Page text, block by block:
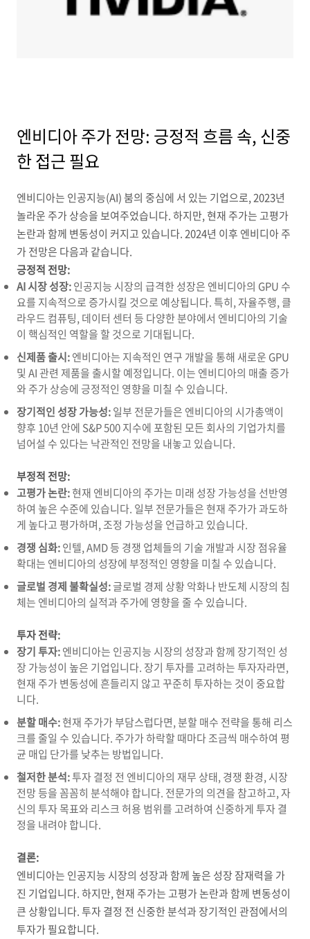
엔비디아 주가 전망: 긍정적 흐름 속, 신중
한 접근 필요
엔비디아는 인공지능(AI) 붐의 중심에 서 있는 기업으로,2023년
놀라운 주가 상승을 보여주었습니다.하지만,현재 주가는 고평가
논란과 함께 변동성이 커지고 있습니다.2024년 이후 엔비디아 주
가 전망은 다음과 같습니다.
긍정적 전망:
AI 시장 성장:인공지능 시장의 급격한 성장은 엔비디아의 GPU 수
요를 지속적으로 증가시킬 것으로 예상됩니다.특히, 자율주행, 클
라우드 컴퓨팅, 데이터 센터 등 다양한 분야에서 엔비디아의 기술
이 핵심적인 역할을 할 것으로 기대됩니다.
신제품 출시:엔비디아는 지속적인 연구 개발을 통해 새로운 GPU
및 AI 관련 제품을 출시할 예정입니다. 이는 엔비디아의 매출 증가
와 주가 상승에 긍정적인 영향을 미칠 수 있습니다.
장기적인 성장 가능성:일부 전문가들은 엔비디아의 시가총액이
향후 10년 안에 S&P 500 지수에 포함된 모든 회사의 기업가치를
넘어설 수 있다는 낙관적인 전망을 내놓고 있습니다.
부정적 전망:
고평가 논란:현재 엔비디아의 주가는 미래 성장 가능성을 선반영
하여 높은 수준에 있습니다. 일부 전문가들은 현재 주가가 과도하
게 높다고 평가하며,조정 가능성을 언급하고 있습니다.
경쟁 심화:인텔,AMD 등 경쟁 업체들의 기술 개발과 시장 점유율
확대는 엔비디아의 성장에 부정적인 영향을 미칠 수 있습니다.
글로벌 경제 불확실성:글로벌 경제 상황 악화나 반도체 시장의 침
체는 엔비디아의 실적과 주가에 영향을 줄 수 있습니다.
투자 전략:
장기 투자:엔비디아는 인공지능 시장의 성장과 함께 장기적인 성
장 가능성이 높은 기업입니다. 장기 투자를 고려하는 투자자라면,
현재 주가 변동성에 흔들리지 않고 꾸준히 투자하는 것이 중요합
니다.
분할 매수:현재 주가가 부담스럽다면,분할 매수 전략을 통해 리스
크를 줄일 수 있습니다. 주가가 하락할 때마다 조금씩 매수하여 평
균 매입 단가를 낮추는 방법입니다.
철저한 분석:투자 결정 전 엔비디아의 재무 상태, 경쟁 환경, 시장
전망 등을 꼼꼼히 분석해야 합니다. 전문가의 의견을 참고하고, 자
신의 투자 목표와 리스크 허용 범위를 고려하여 신중하게 투자 결
정을 내려야 합니다.
결론:
엔비디아는 인공지능 시장의 성장과 함께 높은 성장 잠재력을 가
진 기업입니다.하지만,현재 주가는 고평가 논란과 함께 변동성이
큰 상황입니다.투자 결정 전 신중한 분석과 장기적인 관점에서의
투자가 필요합니다.